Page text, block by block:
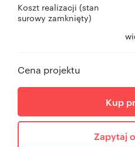
Koszt realizacji (stan
surowy zamknięty)
Cena projektu
Kup
Zapytaj